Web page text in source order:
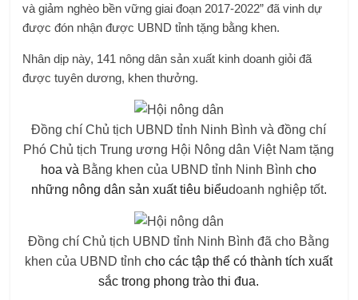
và giảm nghèo bền vững giai đoạn 2017-2022” đã vinh dự
được đón nhận được UBND tỉnh tặng bằng khen.
Nhân dịp này, 141 nông dân sản xuất kinh doanh giỏi đã
được tuyên dương, khen thưởng.
Đồng chí Chủ tịch UBND tỉnh Ninh Bình và đồng chí
Phó Chủ tịch Trung ương Hội Nông dân Việt Nam tặng
hoa và Bằng khen của UBND tỉnh Ninh Bình cho
những nông dân sản xuất tiêu biểudoanh nghiệp tốt.
Đồng chí Chủ tịch UBND tỉnh Ninh Bình đã cho Bằng
khen của UBND tỉnhcho các tập thể có thành tích xuất
sắc trong phong trào thi đua.